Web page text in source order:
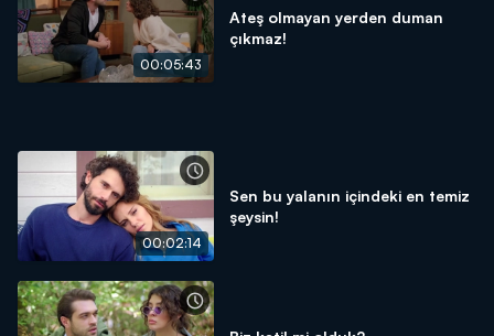
00:05:43
Ateş olmayan yerden duman
çıkmaz!
00:02:14
Sen bu yalanın içindeki en temiz
şeysin!